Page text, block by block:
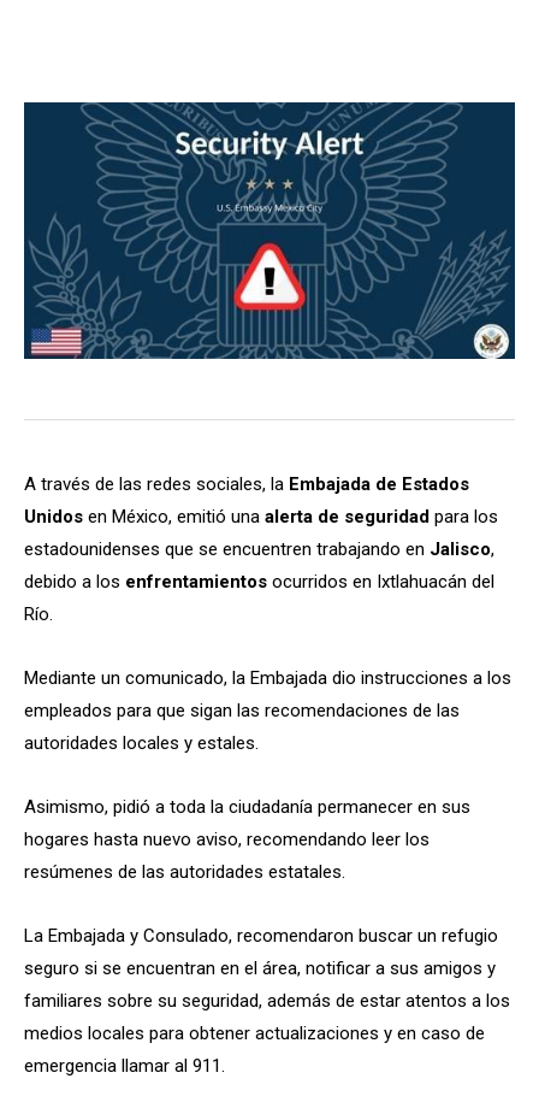
A través de las redes sociales, la Embajada de Estados
Unidos en México, emitió una alerta de seguridad para los
estadounidenses que se encuentren trabajando en Jalisco,
debido a los enfrentamientos ocurridos en Ixtlahuacán del
Río.
Mediante un comunicado, la Embajada dio instrucciones a los
empleados para que sigan las recomendaciones de las
autoridades locales y estales.
Asimismo, pidió a toda la ciudadanía permanecer en sus
hogares hasta nuevo aviso, recomendando leer los
resúmenes de las autoridades estatales.
La Embajada y Consulado, recomendaron buscar un refugio
seguro si se encuentran en el área, notificar a sus amigos y
familiares sobre su seguridad, además de estar atentos a los
medios locales para obtener actualizaciones y en caso de
emergencia llamar al 911.